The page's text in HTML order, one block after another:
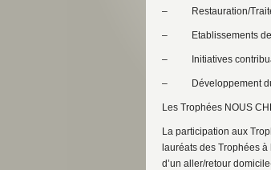
– Restauration/
– Etablissements de
– Initiatives
– Développement
Les Trophées NOUS
La participation aux
lauréats des Trophées
d’un aller/retour